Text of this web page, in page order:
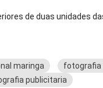
de duas unidades
maringa fotografia
publicitaria